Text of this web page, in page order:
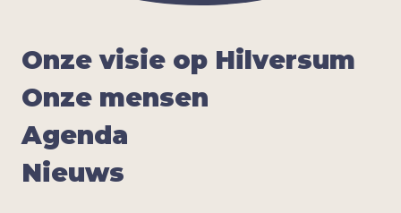
Onze visie op Hil­ver­sum
Onze men­sen
Agen­da
Nieuws